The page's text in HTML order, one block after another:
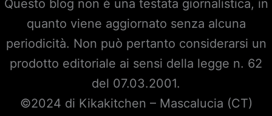
Questo blog non è una testata giornalistica, in
quanto viene aggiornato senza alcuna
periodicità. Non può pertanto considerarsi un
prodotto editoriale ai sensi della legge n. 62
del 07.03.2001.
©2024 di Kikakitchen – Mascalucia (CT)